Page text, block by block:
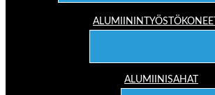
ALUMIININTYÖSTÖKONEET
ALUMIINISAHAT